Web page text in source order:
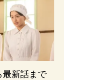
最新話まで